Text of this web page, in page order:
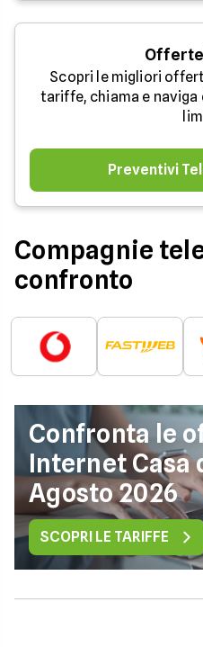
Scopri le migliori
tariffe, chiama e naviga
Preventivi
Compagnie
confronto
Confronta le
Internet Casa
Agosto 2026
SCOPRI LE TARIFFE